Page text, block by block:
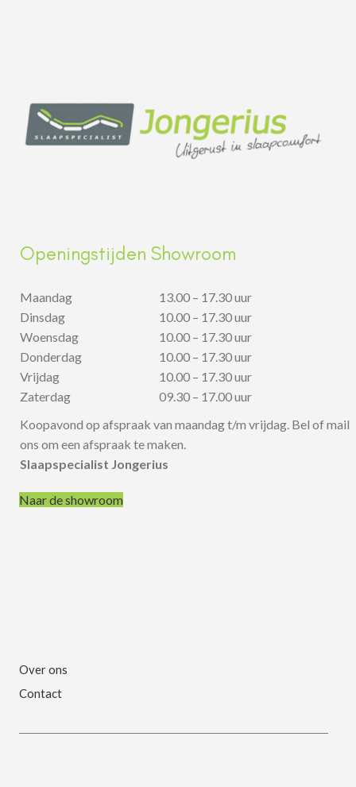
Openingstijden Showroom
Maandag
Dinsdag
Woensdag
Donderdag
Vrijdag
Zaterdag
13.00 – 17.30 uur
10.00 – 17.30 uur
10.00 – 17.30 uur
10.00 – 17.30 uur
10.00 – 17.30 uur
09.30 – 17.00 uur
Koopavond op afspraak van maandag t/m vrijdag. Bel of mail
ons om een afspraak te maken.
Slaapspecialist Jongerius
Naar de showroom
Over ons
Contact